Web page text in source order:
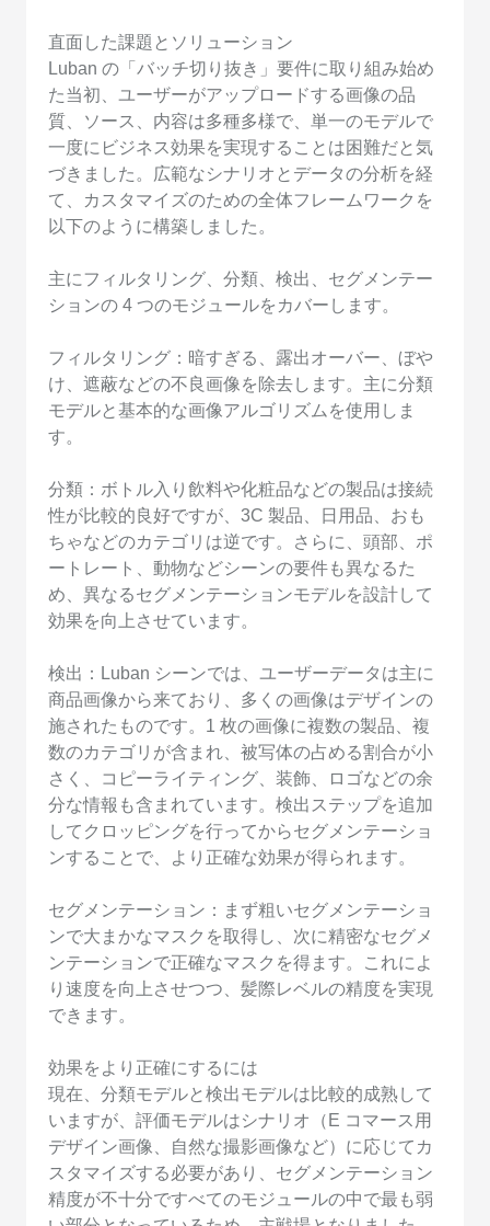
直面した課題とソリューション
Luban の「バッチ切り抜き」要件に取り組み始め
た当初、ユーザーがアップロードする画像の品
質、ソース、内容は多種多様で、単一のモデルで
一度にビジネス効果を実現することは困難だと気
づきました。広範なシナリオとデータの分析を経
て、カスタマイズのための全体フレームワークを
以下のように構築しました。
主にフィルタリング、分類、検出、セグメンテー
ションの 4 つのモジュールをカバーします。
フィルタリング：暗すぎる、露出オーバー、ぼや
け、遮蔽などの不良画像を除去します。主に分類
モデルと基本的な画像アルゴリズムを使用しま
す。
分類：ボトル入り飲料や化粧品などの製品は接続
性が比較的良好ですが、3C 製品、日用品、おも
ちゃなどのカテゴリは逆です。さらに、頭部、ポ
ートレート、動物などシーンの要件も異なるた
め、異なるセグメンテーションモデルを設計して
効果を向上させています。
検出：Luban シーンでは、ユーザーデータは主に
商品画像から来ており、多くの画像はデザインの
施されたものです。1 枚の画像に複数の製品、複
数のカテゴリが含まれ、被写体の占める割合が小
さく、コピーライティング、装飾、ロゴなどの余
分な情報も含まれています。検出ステップを追加
してクロッピングを行ってからセグメンテーショ
ンすることで、より正確な効果が得られます。
セグメンテーション：まず粗いセグメンテーショ
ンで大まかなマスクを取得し、次に精密なセグメ
ンテーションで正確なマスクを得ます。これによ
り速度を向上させつつ、髪際レベルの精度を実現
できます。
効果をより正確にするには
現在、分類モデルと検出モデルは比較的成熟して
いますが、評価モデルはシナリオ（E コマース用
デザイン画像、自然な撮影画像など）に応じてカ
スタマイズする必要があり、セグメンテーション
精度が不十分ですべてのモジュールの中で最も弱